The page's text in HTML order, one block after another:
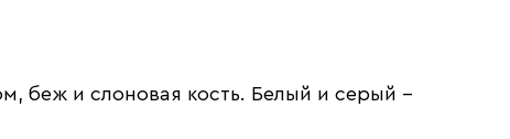
беж и слоновая кость. Белый и серый –